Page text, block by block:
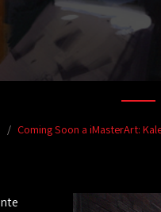
Coming Soon a iMasterArt: